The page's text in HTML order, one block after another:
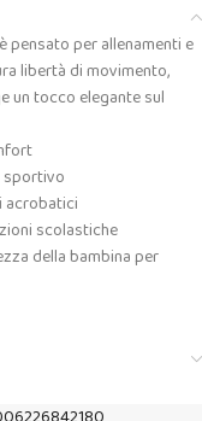
pensato per allenamenti e
libertà di movimento,
un tocco elegante sul
sportivo
acrobatici
scolastiche
della bambina per